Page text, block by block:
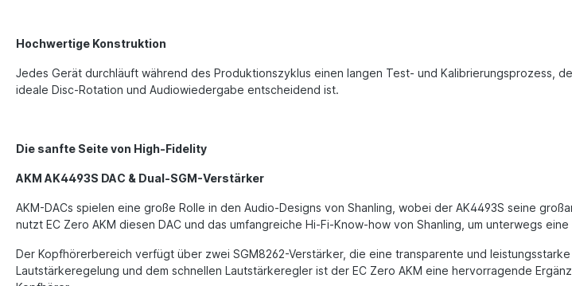
Hochwertige Konstruktion
Jedes Gerät durchläuft während des Produktionszyklus einen langen Test- und Kalibrierungsprozess,
ideale Disc-Rotation und Audiowiedergabe entscheidend ist.
Die sanfte Seite von High-Fidelity
AKM AK4493S DAC & Dual-SGM-Verstärker
AKM-DACs spielen eine große Rolle in den Audio-Designs von Shanling, wobei der AK4493S seine
nutzt EC Zero AKM diesen DAC und das umfangreiche Hi-Fi-Know-how von Shanling, um unterwegs
Der Kopfhörerbereich verfügt über zwei SGM8262-Verstärker, die eine transparente und
Lautstärkeregelung und dem schnellen Lautstärkeregler ist der EC Zero AKM eine hervorragende